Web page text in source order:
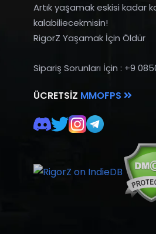
Artık yaşamak eskisi kadar
kalabiliecekmisin!
RigorZ Yaşamak İçin Öldür
Sipariş Sorunları İçin : +9
ÜCRETSIZ MMOFPS